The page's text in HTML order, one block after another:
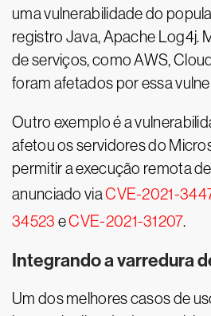
uma vulnerabilidade do
registro Java, Apache Log4j.
de serviços, como AWS,
foram afetados por essa
Outro exemplo é a
afetou os servidores do
permitir a execução remota
anunciado viaCVE-2021-
34523 eCVE-2021-31207.
Integrando a varredura
Um dos melhores casos de